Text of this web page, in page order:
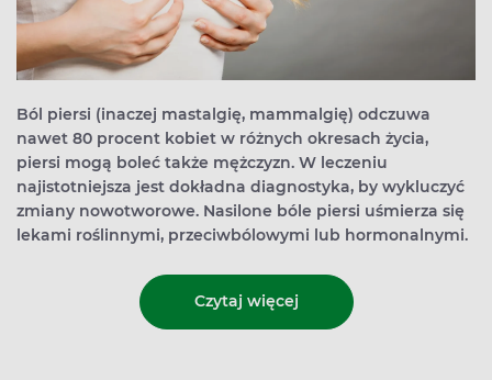
Ból piersi (inaczej mastalgię, mammalgię) odczuwa
nawet 80 procent kobiet w różnych okresach życia,
piersi mogą boleć także mężczyzn. W leczeniu
najistotniejsza jest dokładna diagnostyka, by wykluczyć
zmiany nowotworowe. Nasilone bóle piersi uśmierza się
lekami roślinnymi, przeciwbólowymi lub hormonalnymi.
Czytaj więcej